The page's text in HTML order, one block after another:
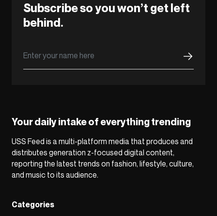
Subscribe so you won’t get left
behind.
Your daily intake of everything trending
USS Feed is a multi-platform media that produces and
distributes generation z-focused digital content,
reporting the latest trends on fashion, lifestyle, culture,
and music to its audience.
Categories